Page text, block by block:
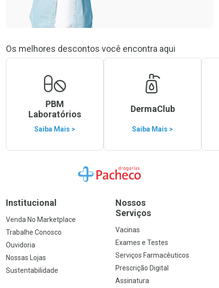
Os melhores descontos você encontra aqui
PBM
Laboratórios
Saiba Mais >
DermaClub
Saiba Mais >
Ir para a Home
Institucional
Venda No Marketplace
Trabalhe Conosco
Ouvidoria
Nossas Lojas
Sustentabilidade
Nossos
Serviços
Vacinas
Exames e Testes
Serviços Farmacêuticos
Prescrição Digital
Assinatura